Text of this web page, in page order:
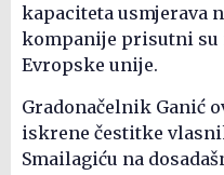
kapaciteta usmjerava
kompanije prisutni su
Evropske unije.
Gradonačelnik Ganić
iskrene čestitke
Smailagiću na